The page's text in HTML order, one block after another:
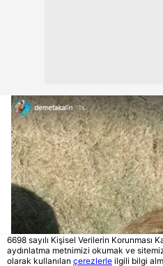
6698 sayılı Kişisel Verilerin Korunması
aydınlatma metnimizi okumak ve
olarak kullanılan çerezlerle ilgili bilgi